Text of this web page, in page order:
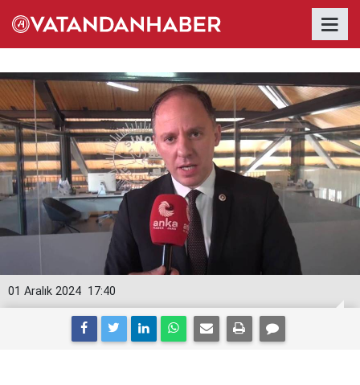
17:40
01 Aralık 2024